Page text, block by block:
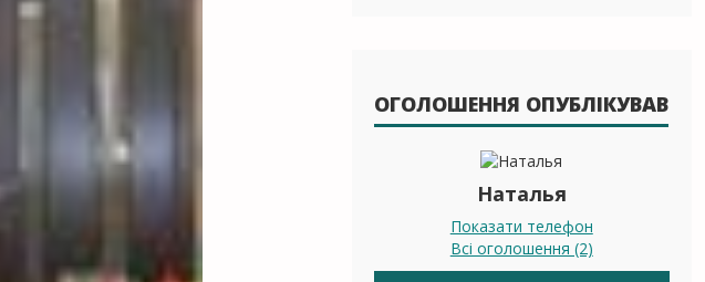
ОГОЛОШЕННЯ ОПУБЛІКУВАВ
Наталья
Показати телефон
Всі оголошення (2)